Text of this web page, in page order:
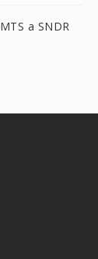
MTS a SNDR